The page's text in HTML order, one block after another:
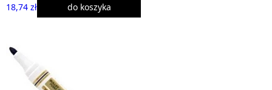
18,74 zł do koszyka